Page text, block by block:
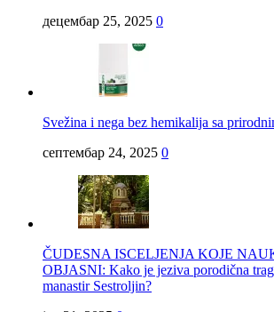
децембар 25, 2025 0
Svežina i nega bez hemikalija sa
септембар 24, 2025 0
ČUDESNA ISCELJENJA KOJE
OBJASNI: Kako je jeziva porodična
manastir Sestroljin?